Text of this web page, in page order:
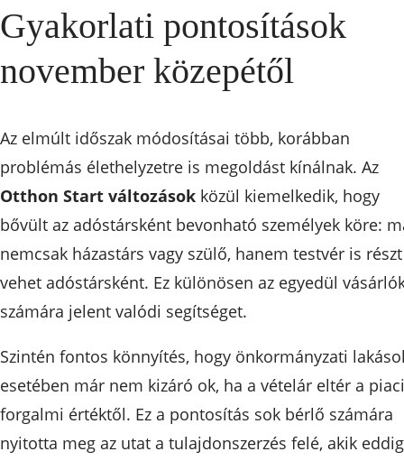
Gyakorlati pontosítások
november közepétől
Az elmúlt időszak módosításai több, korábban
problémás élethelyzetre is megoldást kínálnak. Az
Otthon Start változások közül kiemelkedik, hogy
bővült az adóstársként bevonható személyek köre:
nemcsak házastárs vagy szülő, hanem testvér is részt
vehet adóstársként. Ez különösen az egyedül
számára jelent valódi segítséget.
Szintén fontos könnyítés, hogy önkormányzati
esetében már nem kizáró ok, ha a vételár eltér a piaci
forgalmi értéktől. Ez a pontosítás sok bérlő számára
nyitotta meg az utat a tulajdonszerzés felé, akik eddig